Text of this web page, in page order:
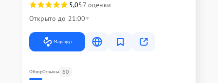
5,057 оценки
Открыто до 21:00
Маршрут
ОбзорОтзывы 60